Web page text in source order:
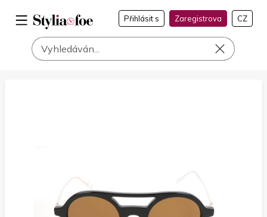
Přihlásit s Zaregistrova CZ